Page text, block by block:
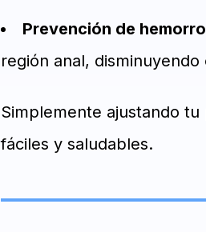
Prevención de
región anal,
Simplemente ajustando
fáciles y saludables.